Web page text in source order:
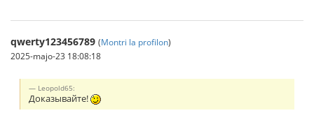
qwerty123456789 (Montri la profilon)
2025-majo-23 18:08:18
Leopold65:
Доказывайте!